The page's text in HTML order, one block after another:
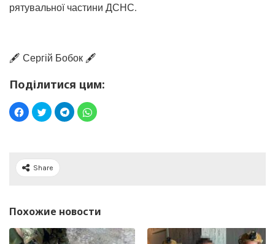
рятувальної частини ДСНС.
🖋️ Сергій Бобок 🖋️
Поділитися цим:
Share
Похожие новости